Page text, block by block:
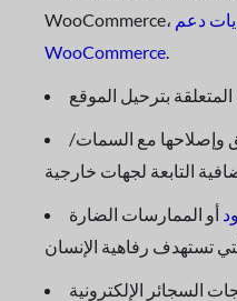
دعم
WooCommerce.
وإصلاحها مع السمات/
أو الممارسات الضارة
السجائر الإلكترونية